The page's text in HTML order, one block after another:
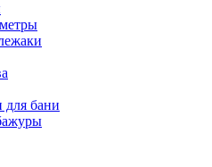
для бани